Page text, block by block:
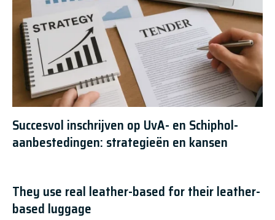
Succesvol inschrijven op UvA- en Schiphol-
aanbestedingen: strategieën en kansen
They use real leather-based for their leather-
based luggage